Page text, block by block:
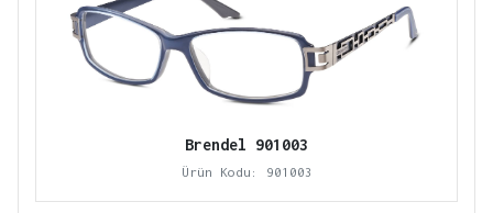
Brendel 901003
Ürün Kodu: 901003